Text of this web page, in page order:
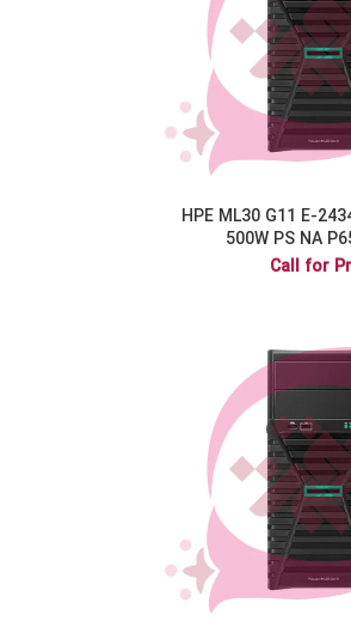
HPE ML30 G11 E-
500W PS NA
Call for